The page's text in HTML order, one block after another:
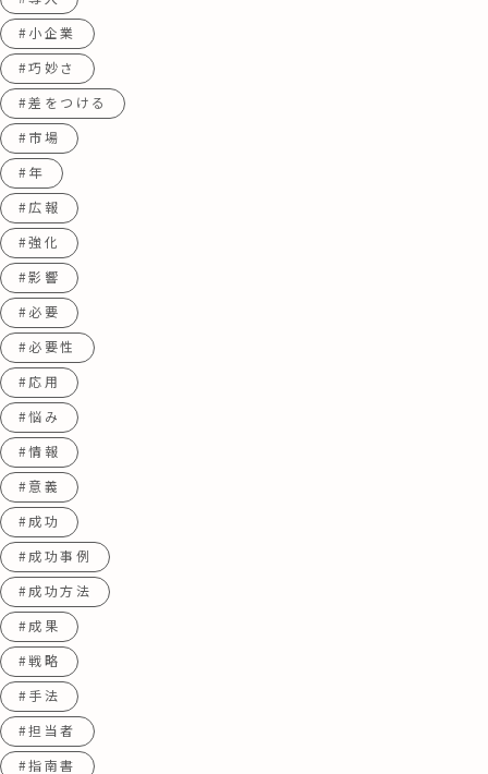
#小企業
#巧妙さ
#差をつける
#市場
#年
#広報
#強化
#影響
#必要
#必要性
#応用
#悩み
#情報
#意義
#成功
#成功事例
#成功方法
#成果
#戦略
#手法
#担当者
#指南書